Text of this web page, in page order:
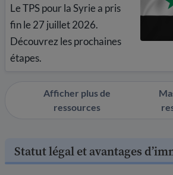
Le TPS pour la Syrie a pris
fin le 27 juillet 2026.
Découvrez les prochaines
étapes.
Afficher plus de
ressources
Statut légal et avantages